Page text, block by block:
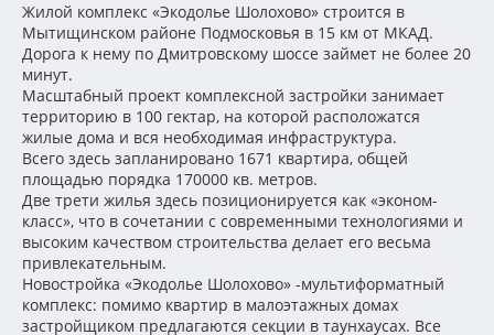
Жилой комплекс «Экодолье Шолохово» строится в
Мытищинском районе Подмосковья в 15 км от МКАД.
Дорога к нему по Дмитровскому шоссе займет не более 20
минут.
Масштабный проект комплексной застройки занимает
территорию в 100 гектар, на которой расположатся
жилые дома и вся необходимая инфраструктура.
Всего здесь запланировано 1671 квартира, общей
площадью порядка 170000 кв. метров.
Две трети жилья здесь позиционируется как «эконом-
класс», что в сочетании с современными технологиями и
высоким качеством строительства делает его весьма
привлекательным.
Новостройка «Экодолье Шолохово» -мультиформатный
комплекс: помимо квартир в малоэтажных домах
застройщиком предлагаются секции в таунхаусах. Все